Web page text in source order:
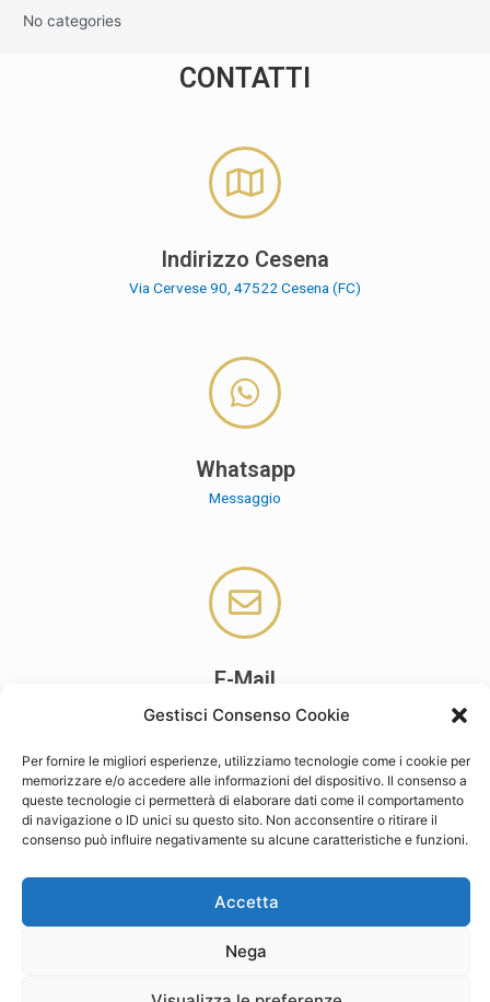
Gestisci Consenso Cookie
Per fornire le migliori esperienze, utilizziamo tecnologie come i cookie per
memorizzare e/o accedere alle informazioni del dispositivo. Il consenso a
queste tecnologie ci permetterà di elaborare dati come il comportamento
di navigazione o ID unici su questo sito. Non acconsentire o ritirare il
consenso può influire negativamente su alcune caratteristiche e funzioni.
Accetta
Nega
No categories
CONTATTI
Indirizzo Cesena
Via Cervese 90, 47522 Cesena (FC)
Whatsapp
Messaggio
E-Mail
cpa.settingmanagement@gmail.com
Copyright © 2026 | Studio Cpa-NEDI Setting and Management - Via Cervese 90 - 47522 Cesena